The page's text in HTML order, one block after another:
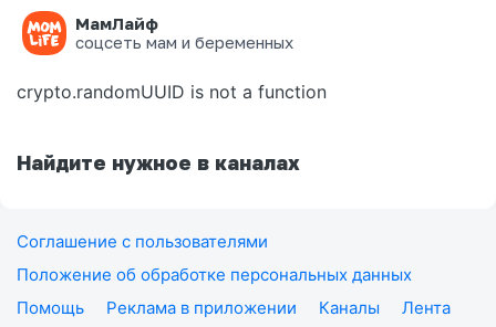
МамЛайф
соцсеть мам и беременных
Ошибка на странице
crypto.randomUUID is not a function
Найдите нужное в каналах
Соглашение с пользователями
Положение об обработке персональных данных
Помощь
Реклама в приложении Каналы
Лента